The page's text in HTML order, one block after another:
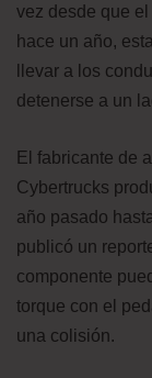
vez desde que
hace un año,
llevar a los
detenerse a un
El fabricante de
Cybertrucks
año pasado
publicó un
componente
torque con el
una colisión.